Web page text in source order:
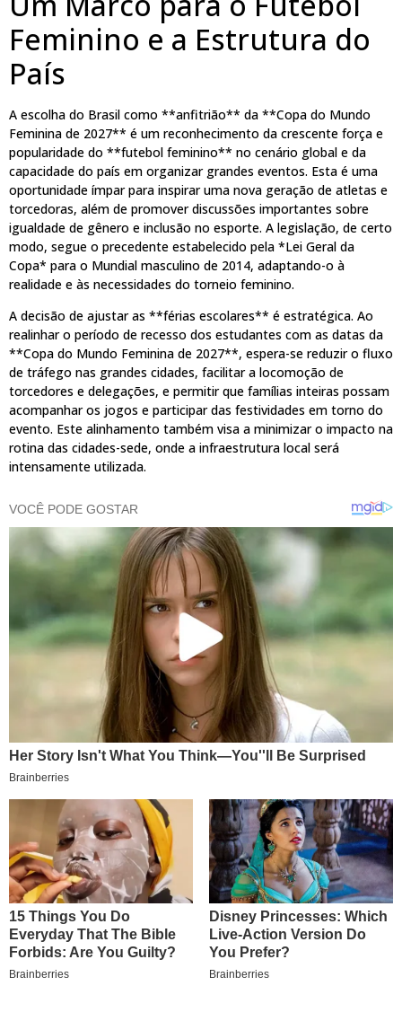
Feminino e a Estrutura do
País
A escolha do Brasil como **anfitrião** da **Copa do Mundo
Feminina de 2027** é um reconhecimento da crescente força e
popularidade do **futebol feminino** no cenário global e da
capacidade do país em organizar grandes eventos. Esta é uma
oportunidade ímpar para inspirar uma nova geração de atletas e
torcedoras, além de promover discussões importantes sobre
igualdade de gênero e inclusão no esporte. A legislação, de certo
modo, segue o precedente estabelecido pela *Lei Geral da
Copa* para o Mundial masculino de 2014, adaptando-o à
realidade e às necessidades do torneio feminino.
A decisão de ajustar as **férias escolares** é estratégica. Ao
realinhar o período de recesso dos estudantes com as datas da
**Copa do Mundo Feminina de 2027**, espera-se reduzir o fluxo
de tráfego nas grandes cidades, facilitar a locomoção de
torcedores e delegações, e permitir que famílias inteiras possam
acompanhar os jogos e participar das festividades em torno do
evento. Este alinhamento também visa a minimizar o impacto na
rotina das cidades-sede, onde a infraestrutura local será
intensamente utilizada.